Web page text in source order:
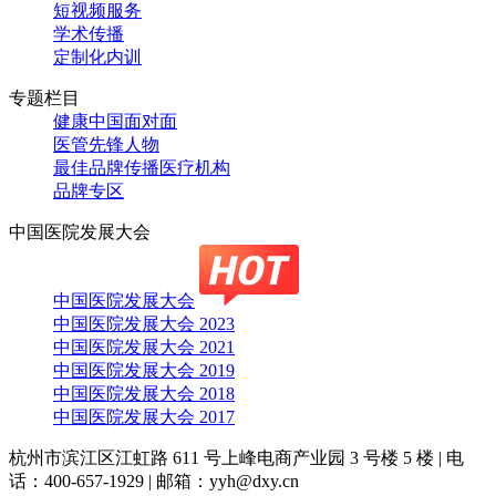
短视频服务
学术传播
定制化内训
专题栏目
健康中国面对面
医管先锋人物
最佳品牌传播医疗机构
品牌专区
中国医院发展大会
中国医院发展大会
中国医院发展大会 2023
中国医院发展大会 2021
中国医院发展大会 2019
中国医院发展大会 2018
中国医院发展大会 2017
杭州市滨江区江虹路 611 号上峰电商产业园 3 号楼 5 楼 | 电
话：400-657-1929 | 邮箱：yyh@dxy.cn